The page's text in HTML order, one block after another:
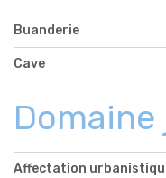
Buanderie
Cave
Affectation